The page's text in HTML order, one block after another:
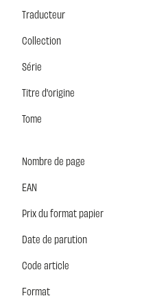
Traducteur
Collection
Série
Titre d'origine
Tome
Nombre de page
EAN
Prix du format papier
Date de parution
Code article
Format